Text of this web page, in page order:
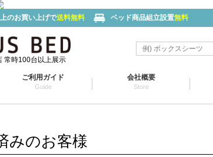
のお買い上げで送料無料 ベッド商品組立設置無料
常時100台以上展示
ご利用ガイド
Guide
会社概要
Store
みのお客様